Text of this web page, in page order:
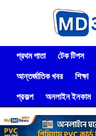
প্রথম পাতা টেক টিপস
আন্তর্জাতিক খবর
শিক্ষা
প্রকল্প
অনলাইন ইনকাম